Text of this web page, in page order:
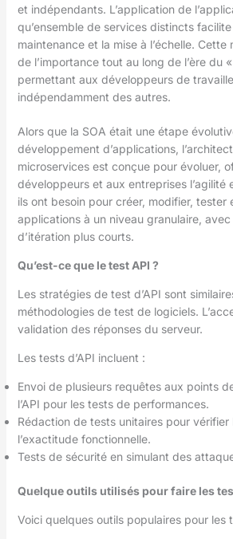
et indépendants. L’application de
qu’ensemble de services distincts
maintenance et la mise à l’échelle.
de l’importance tout au long de l’ère du
permettant aux développeurs de
indépendamment des autres.
Alors que la SOA était une étape
développement d’applications,
microservices est conçue pour évoluer,
développeurs et aux entreprises l’agilité
ils ont besoin pour créer, modifier, tester
applications à un niveau granulaire,
d’itération plus courts.
Qu’est-ce que le test API ?
Les stratégies de test d’API sont
méthodologies de test de logiciels.
validation des réponses du serveur.
Les tests d’API incluent :
Envoi de plusieurs requêtes aux points
l’API pour les tests de performances.
Rédaction de tests unitaires pour
l’exactitude fonctionnelle.
Tests de sécurité en simulant des
Quelque outils utilisés pour faire les
Voici quelques outils populaires pour les